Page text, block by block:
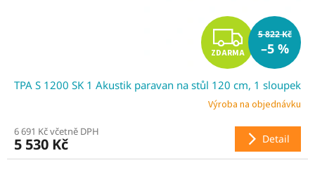
Z
D
A
R
M
ZDARMA
5 822 Kč
–5 %
TPA S 1200 SK 1 Akustik paravan na stůl 120 cm, 1 sloupek
Výroba na objednávku
6 691 Kč včetně DPH
5 530 Kč Detail